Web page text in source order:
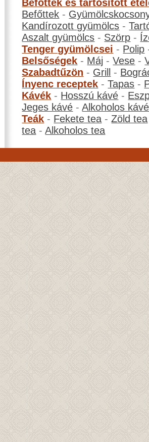
Befőttek és tartósított
Befőttek -
Kandírozott gyümölcs -
Aszalt gyümölcs - Szörp -
Tenger gyümölcsei - Polip
Belsőségek - Máj -Vese -
Szabadtűzön - Grill -
Ínyenc receptek -Tapas -
Kávék - Hosszú kávé -
Jeges kávé -Alkoholos kávé
Teák - Fekete tea -Zöld tea
tea -Alkoholos tea